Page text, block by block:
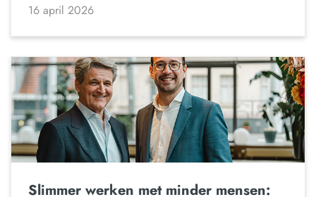
16 april 2026
Slimmer werken met minder mensen: